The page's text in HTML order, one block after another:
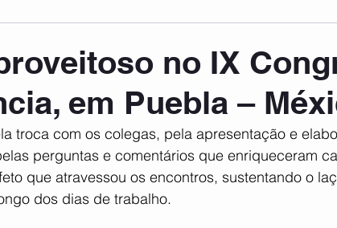
no IX
em Puebla –
troca com os colegas, pela apresentação e
perguntas e comentários que enriqueceram
que atravessou os encontros, sustentando o
dos dias de trabalho.